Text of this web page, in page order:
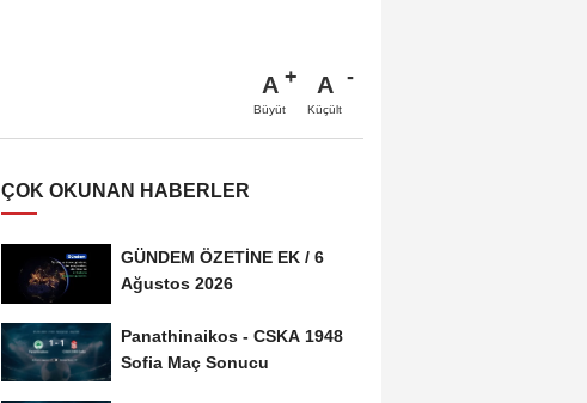
A
Büyüt
A
Küçült
ÇOK OKUNAN HABERLER
GÜNDEM ÖZETİNE EK / 6
Ağustos 2026
Panathinaikos - CSKA 1948
Sofia Maç Sonucu